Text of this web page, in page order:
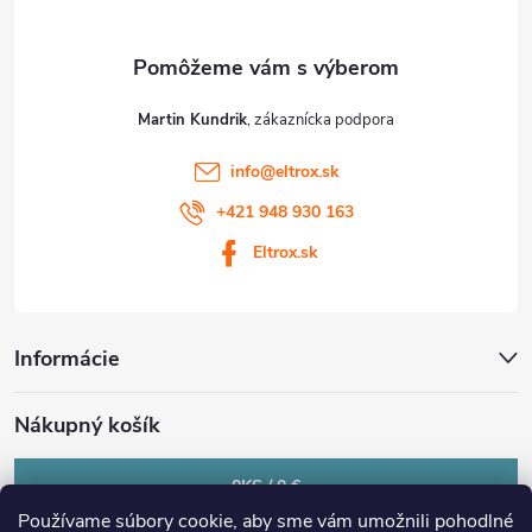
Používame súbory cookie, aby sme vám umožnili pohodlné
Martin Kundrik
info@eltrox.sk
+421 948 930 163
Eltrox.sk
Informácie
Nákupný košík
0KS /0 €